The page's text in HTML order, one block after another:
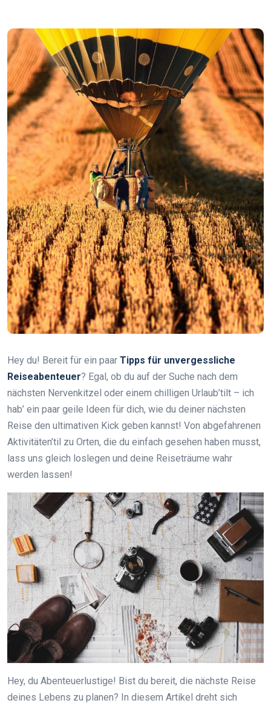
Hey du! Bereit für ein paar Tipps für unvergessliche
Reiseabenteuer? Egal, ob du auf der Suche nach dem
nächsten Nervenkitzel oder einem chilligen Urlaub’tilt – ich
hab’ ein paar geile Ideen für dich, wie du deiner nächsten
Reise den ultimativen Kick geben kannst! Von abgefahrenen
Aktivitäten’til zu Orten, die du einfach gesehen haben musst,
lass uns gleich loslegen und deine Reiseträume wahr
werden lassen!
Hey, du Abenteuerlustige! Bist du bereit, die nächste Reise
deines Lebens zu planen? In diesem Artikel dreht sich